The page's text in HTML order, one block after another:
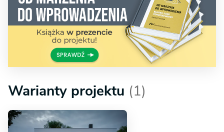
Warianty projektu (1)